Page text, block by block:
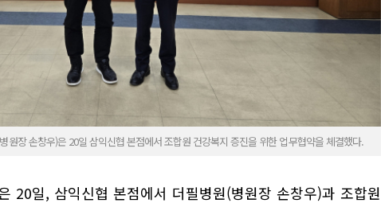
원장 손창우)은 20일 삼익신협 본점에서 조합원 건강복지 증진을 위한 업무협약을 체결했다.
20일, 삼익신협 본점에서 더필병원(병원장 손창우)과 조합원